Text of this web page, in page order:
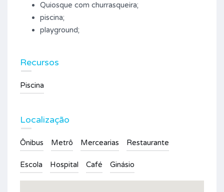
Quiosque com churrasqueira;
piscina;
playground;
Recursos
Piscina
Localização
Ônibus Metrô Mercearias Restaurante
Escola Hospital Café Ginásio